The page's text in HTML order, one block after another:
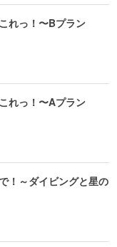
れっ！〜Bプラン
れっ！〜Aプラン
！～ダイビングと星の